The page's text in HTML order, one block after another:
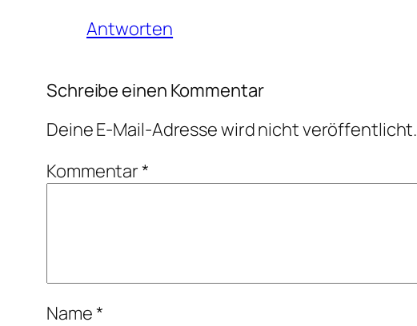
Antworten
Schreibe einen Kommentar
Deine E-Mail-Adresse wird nicht veröffentlicht.
Kommentar*
Name*